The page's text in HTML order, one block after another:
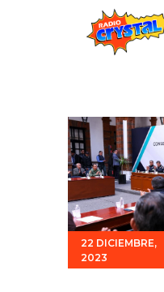
Estaciones
Eventos
Promociones
Noticias
Para ti
Contacto
22 DICIEMBRE,
2023